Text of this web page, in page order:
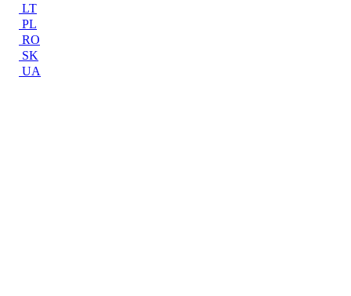
LT
PL
RO
SK
UA